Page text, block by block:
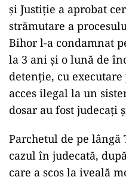
Cerere de
admisă
În noiembrie anul